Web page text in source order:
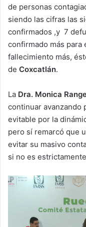
de personas
siendo las cifras las
confirmados ,y 7
confirmado más para
fallecimiento más,
de Coxcatlán.
La Dra. Monica
continuar avanzando
evitable por la
pero sí remarcó que
evitar su masivo
si no es